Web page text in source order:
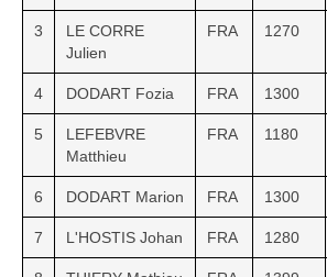
3
LE CORRE
Julien
FRA 1270
4 DODART Fozia FRA 1300
5
LEFEBVRE
Matthieu
FRA 1180
6 DODART Marion FRA 1300
7 L'HOSTIS Johan FRA 1280